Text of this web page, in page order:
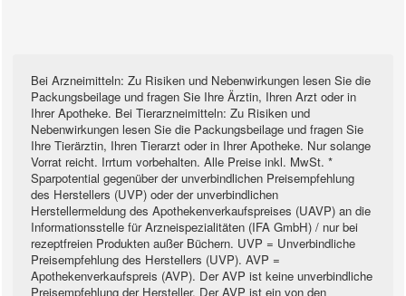
Bei Arzneimitteln: Zu Risiken und Nebenwirkungen lesen Sie die
Packungsbeilage und fragen Sie Ihre Ärztin, Ihren Arzt oder in
Ihrer Apotheke. Bei Tierarzneimitteln: Zu Risiken und
Nebenwirkungen lesen Sie die Packungsbeilage und fragen Sie
Ihre Tierärztin, Ihren Tierarzt oder in Ihrer Apotheke. Nur solange
Vorrat reicht. Irrtum vorbehalten. Alle Preise inkl. MwSt. *
Sparpotential gegenüber der unverbindlichen Preisempfehlung
des Herstellers (UVP) oder der unverbindlichen
Herstellermeldung des Apothekenverkaufspreises (UAVP) an die
Informationsstelle für Arzneispezialitäten (IFA GmbH) / nur bei
rezeptfreien Produkten außer Büchern. UVP = Unverbindliche
Preisempfehlung des Herstellers (UVP). AVP =
Apothekenverkaufspreis (AVP). Der AVP ist keine unverbindliche
Preisempfehlung der Hersteller. Der AVP ist ein von den